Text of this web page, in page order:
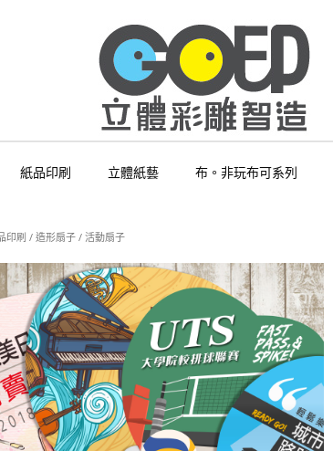
紙品印刷 立體紙藝 布。非玩布可系列
印刷 / 造形扇子/ 活動扇子